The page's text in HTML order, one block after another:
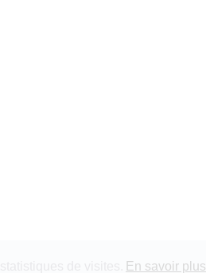
En savoir plus